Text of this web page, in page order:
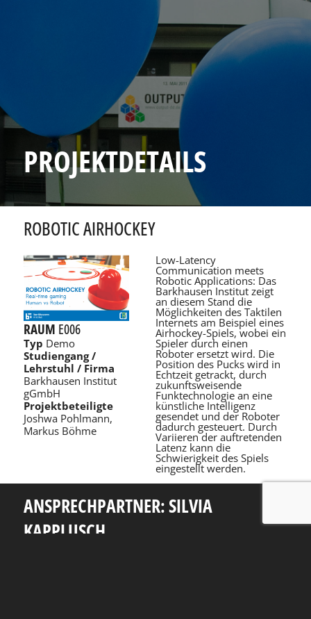
PROJEKTDETAILS
ROBOTIC AIRHOCKEY
RAUM E006
Typ Demo
Studiengang /
Lehrstuhl / Firma
Barkhausen Institut
gGmbH
Projektbeteiligte
Joshwa Pohlmann,
Markus Böhme
Low-Latency
Communication meets
Robotic Applications: Das
Barkhausen Institut zeigt
an diesem Stand die
Möglichkeiten des Taktilen
Internets am Beispiel eines
Airhockey-Spiels, wobei ein
Spieler durch einen
Roboter ersetzt wird. Die
Position des Pucks wird in
Echtzeit getrackt, durch
zukunftsweisende
Funktechnologie an eine
künstliche Intelligenz
gesendet und der Roboter
dadurch gesteuert. Durch
Variieren der auftretenden
Latenz kann die
Schwierigkeit des Spiels
eingestellt werden.
ANSPRECHPARTNER: SILVIA
KAPPLUSCH